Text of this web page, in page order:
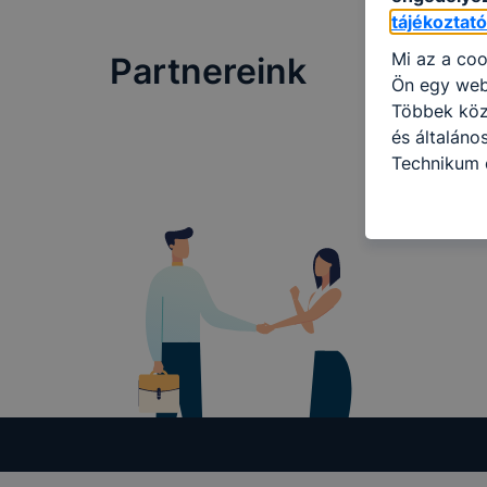
Partnereink
Mi az a
Ön egy
Többek
és
így
tudja
lesznek
tervezettől